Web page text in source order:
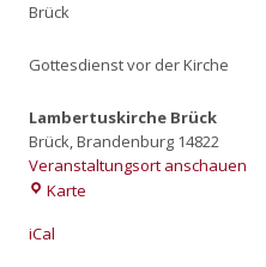
Brück
Got­tes­dienst vor der Kir­che
Lambertuskirche Brück
Brück,Brandenburg 14822
Veranstaltungsort anschauen
Karte
iCal